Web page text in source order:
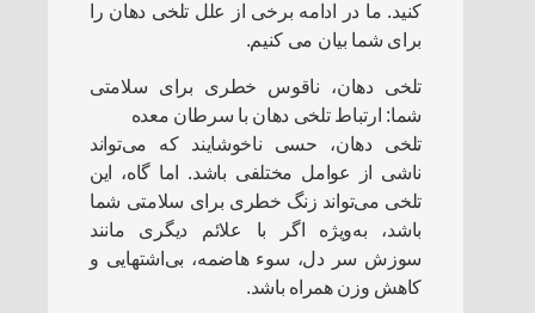
کنید. ما در ادامه برخی از علل تلخی دهان را
برای شما بیان می کنیم.
تلخی دهان، ناقوس خطری برای سلامتی
شما: ارتباط تلخی دهان با سرطان معده
تلخی دهان، حسی ناخوشایند که می‌تواند
ناشی از عوامل مختلفی باشد. اما گاه، این
تلخی می‌تواند زنگ خطری برای سلامتی شما
باشد، به‌ویژه اگر با علائم دیگری مانند
سوزش سر دل، سوء هاضمه، بی‌اشتهایی و
کاهش وزن همراه باشد.